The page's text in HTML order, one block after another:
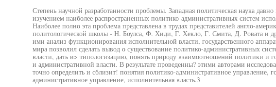
Степень научной разработанности проблемы. Западная политическая наука
изучением наиболее распространенных политико-административных систем
Наиболее полно эта проблема представлена в трудах представителей англо-
политологической школы - Н. Боулса, Ф. Хиди, Г. Хекло, Г. Смита, Д. Ровата и
ими анализ функционирования исполнительной власти, государственного
мира позволил сделать вывод о существование политико-административных
власти, дать и> типологизацию, понять природу взаимоотношений политики и
и административной власти. В результате проведенны? этими авторами
точно определить и сблизит! понятия политико-административное управление,
административное управление, исполнительная власть.3